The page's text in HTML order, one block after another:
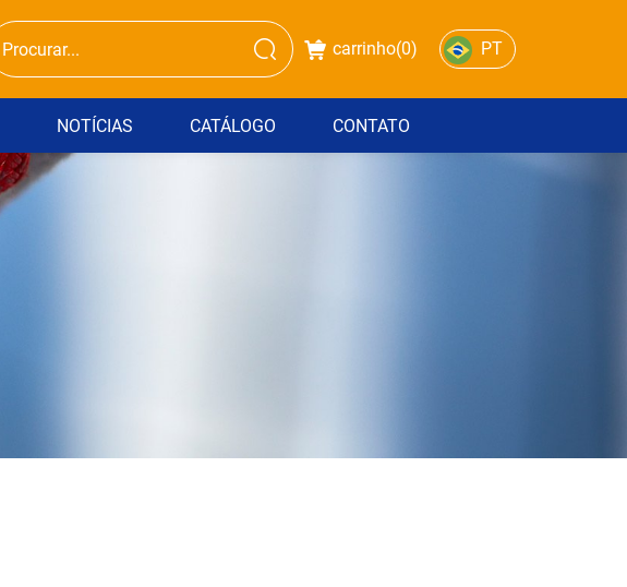
carrinho(0) PT
NOTÍCIAS CATÁLOGO CONTATO